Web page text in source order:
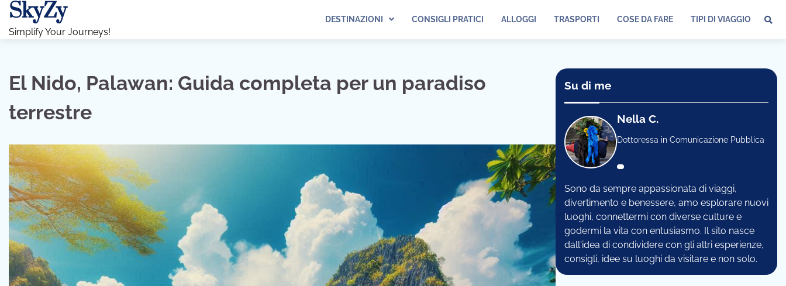
Skip
content
SkyZy
Simplify Your Journeys!
DESTINAZIONI CONSIGLI PRATICI ALLOGGI TRASPORTI COSE DA FARE TIPI DI VIAGGIO
El Nido, Palawan: Guida completa per un paradiso
terrestre
Su di me
Nella C.
Dottoressa in Comunicazione Pubblica
Sono da sempre appassionata di viaggi,
divertimento e benessere, amo esplorare nuovi
luoghi, connettermi con diverse culture e
godermi la vita con entusiasmo. Il sito nasce
dall'idea di condividere con gli altri esperienze,
consigli, idee su luoghi da visitare e non solo.